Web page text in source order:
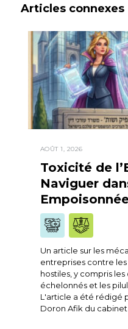
Articles connexes
AOÛT 1, 2026
Toxicité de
Naviguer
Un article sur les
entreprises contre
hostiles, y compris
échelonnés et les
L'article a été rédigé
Doron Afik du cabinet